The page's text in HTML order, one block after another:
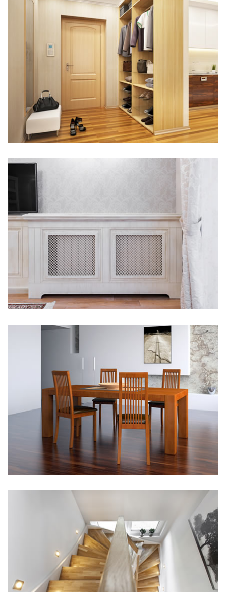
Hier steht eine Headline
Kategorie 1
Hier steht eine Headline
Kategorie 3
Hier steht eine Headline
Kategorie 3
Hier steht eine Headline